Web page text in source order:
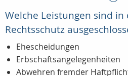
Welche Leistungen sind in
Rechtsschutz
Ehescheidungen
Erbschaftsangelegenheiten
Abwehren fremder